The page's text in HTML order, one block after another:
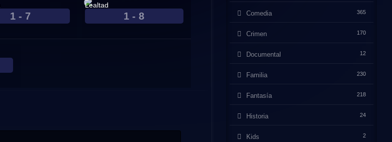
1 - 7 1 - 8
Lealtad
Comedia 365
Crimen 170
Documental 12
Familia 230
Fantasía 218
Historia 24
Kids 2